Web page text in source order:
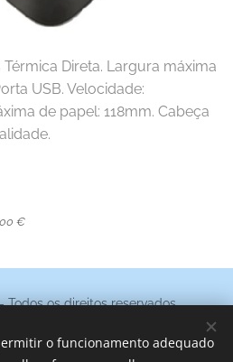
Direta. Largura máxima
USB. Velocidade:
de papel: 118mm. Cabeça
€
Todos os direitos reservados
o funcionamento adequado